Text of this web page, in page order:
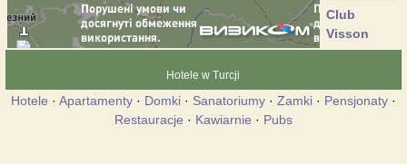
Club
Visson
Hotel
Crocus
Hotele w Turcji
Hotele · Apartamenty · Domki · Sanatoriumy · Zamki · Pensjonaty ·
Restauracje · Kawiarnie · Pubs